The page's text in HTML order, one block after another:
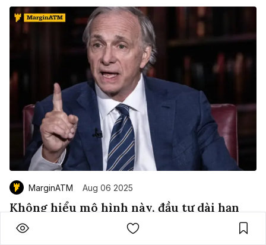
MarginATM Aug 06 2025
Không hiểu mô hình này, đầu tư dài hạn
chỉ là may rủi